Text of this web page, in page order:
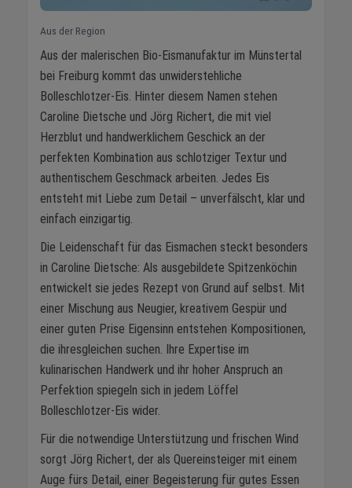
Aus der Region
Aus der malerischen Bio-Eismanufaktur im Münstertal
bei Freiburg kommt das unwiderstehliche
Bolleschlotzer-Eis. Hinter diesem Namen stehen
Caroline Dietsche und Jörg Richert, die mit viel
Herzblut und handwerklichem Geschick an der
perfekten Kombination aus schlotziger Textur und
authentischem Geschmack arbeiten. Jedes Eis
entsteht mit Liebe zum Detail – unverfälscht, klar und
einfach einzigartig.
Die Leidenschaft für das Eismachen steckt besonders
in Caroline Dietsche: Als ausgebildete Spitzenköchin
entwickelt sie jedes Rezept von Grund auf selbst. Mit
einer Mischung aus Neugier, kreativem Gespür und
einer guten Prise Eigensinn entstehen Kompositionen,
die ihresgleichen suchen. Ihre Expertise im
kulinarischen Handwerk und ihr hoher Anspruch an
Perfektion spiegeln sich in jedem Löffel
Bolleschlotzer-Eis wider.
Für die notwendige Unterstützung und frischen Wind
sorgt Jörg Richert, der als Quereinsteiger mit einem
Auge fürs Detail, einer Begeisterung für gutes Essen